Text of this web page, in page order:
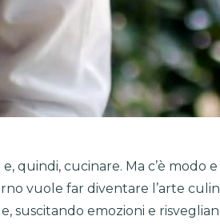
quindi, cucinare. Ma c’è modo
vuole far diventare l’arte
suscitando emozioni e